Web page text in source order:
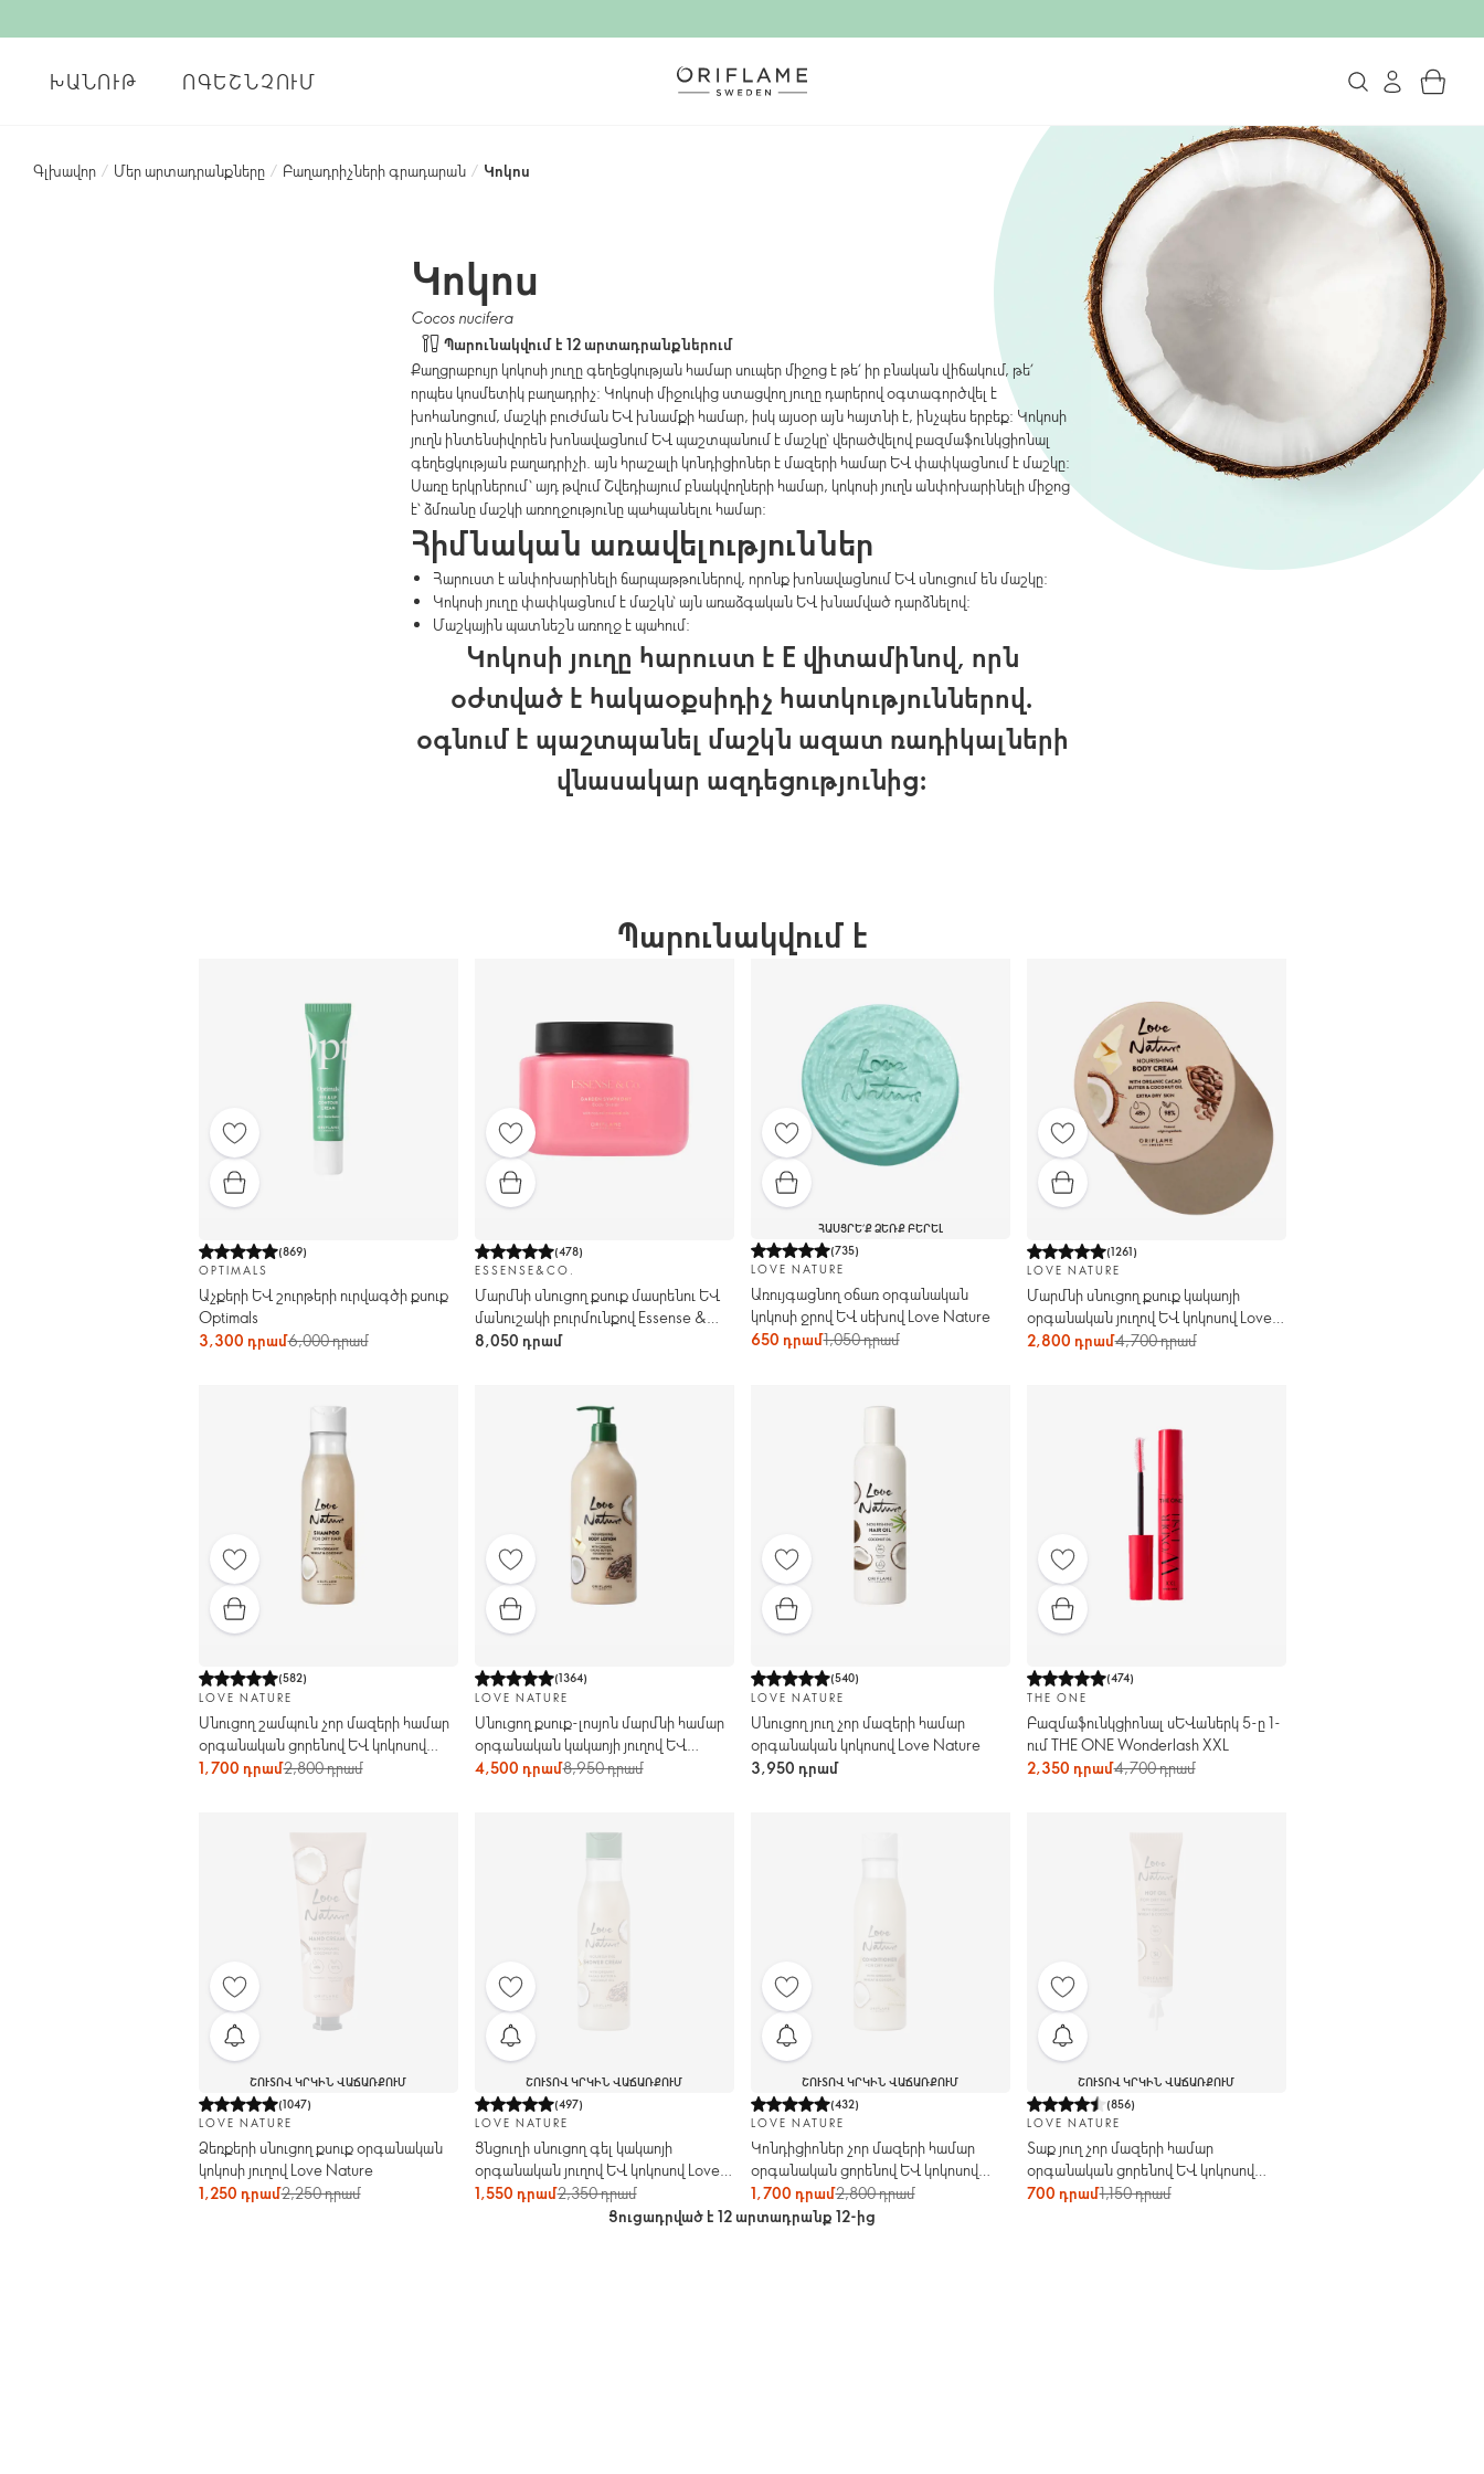
ԽԱՆՈՒԹ ՈԳԵՇՆՉՈՒՄ
Գլխավոր / Մեր արտադրանքները / Բաղադրիչների գրադարան / Կոկոս
Կոկոս
Cocos nucifera
Պարունակվում է 12 արտադրանքներում
Քաղցրաբույր կոկոսի յուղը գեղեցկության համար սուպեր միջոց է թե՛ իր բնական վիճակում, թե՛
որպես կոսմետիկ բաղադրիչ: Կոկոսի միջուկից ստացվող յուղը դարերով օգտագործվել է
խոհանոցում, մաշկի բուժման և խնամքի համար, իսկ այսօր այն հայտնի է, ինչպես երբեք: Կոկոսի
յուղն ինտենսիվորեն խոնավացնում և պաշտպանում է մաշկը՝ վերածվելով բազմաֆունկցիոնալ
գեղեցկության բաղադրիչի. այն հրաշալի կոնդիցիոներ է մազերի համար և փափկացնում է մաշկը:
Սառը երկրներում՝ այդ թվում Շվեդիայում բնակվողների համար, կոկոսի յուղն անփոխարինելի միջոց
է՝ ձմռանը մաշկի առողջությունը պահպանելու համար:
Հիմնական առավելություններ
Հարուստ է անփոխարինելի ճարպաթթուներով, որոնք խոնավացնում և սնուցում են մաշկը:
Կոկոսի յուղը փափկացնում է մաշկն՝ այն առաձգական և խնամված դարձնելով:
Մաշկային պատնեշն առողջ է պահում:
Կոկոսի յուղը հարուստ է E վիտամինով, որն
օժտված է հակաօքսիդիչ հատկություններով.
օգնում է պաշտպանել մաշկն ազատ ռադիկալների
վնասակար ազդեցությունից:
Պարունակվում է
(869)
OPTIMALS
Աչքերի և շուրթերի ուրվագծի քսուք
Optimals
3,300 դրամ6,000 դրամ
(478)
ESSENSE&CO.
Մարմնի սնուցող քսուք մասրենու և
մանուշակի բուրմունքով Essense &
Co.
8,050 դրամ
ՀԱՍՑՐԵ՛Ք ՁԵՌՔ ԲԵՐԵԼ
(735)
LOVE NATURE
Առույգացնող օճառ օրգանական
կոկոսի ջրով և սեխով Love Nature
650 դրամ1,050 դրամ
(1261)
LOVE NATURE
Մարմնի սնուցող քսուք կակաոյի
օրգանական յուղով և կոկոսով Love
Nature
2,800 դրամ4,700 դրամ
(582)
LOVE NATURE
Սնուցող շամպուն չոր մազերի համար
օրգանական ցորենով և կոկոսով
Love Nature
1,700 դրամ2,800 դրամ
(1364)
LOVE NATURE
Սնուցող քսուք-լոսյոն մարմնի համար
օրգանական կակաոյի յուղով և
կոկոսով Love Nature
4,500 դրամ8,950 դրամ
(540)
LOVE NATURE
Սնուցող յուղ չոր մազերի համար
օրգանական կոկոսով Love Nature
3,950 դրամ
(474)
THE ONE
Բազմաֆունկցիոնալ սևաներկ 5-ը 1-
ում THE ONE Wonderlash XXL
2,350 դրամ4,700 դրամ
ՇՈՒՏՈՎ ԿՐԿԻՆ ՎԱՃԱՌՔՈՒՄ
(1047)
LOVE NATURE
Ձեռքերի սնուցող քսուք օրգանական
կոկոսի յուղով Love Nature
1,250 դրամ2,250 դրամ
ՇՈՒՏՈՎ ԿՐԿԻՆ ՎԱՃԱՌՔՈՒՄ
(497)
LOVE NATURE
Ցնցուղի սնուցող գել կակաոյի
օրգանական յուղով և կոկոսով Love
Nature
1,550 դրամ2,350 դրամ
ՇՈՒՏՈՎ ԿՐԿԻՆ ՎԱՃԱՌՔՈՒՄ
(432)
LOVE NATURE
Կոնդիցիոներ չոր մազերի համար
օրգանական ցորենով և կոկոսով
Love Nature
1,700 դրամ2,800 դրամ
ՇՈՒՏՈՎ ԿՐԿԻՆ ՎԱՃԱՌՔՈՒՄ
(856)
LOVE NATURE
Տաք յուղ չոր մազերի համար
օրգանական ցորենով և կոկոսով
Love Nature
700 դրամ1,150 դրամ
Ցուցադրված է 12 արտադրանք 12-ից